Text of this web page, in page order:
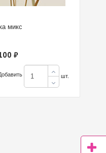
микс
₽
шт.